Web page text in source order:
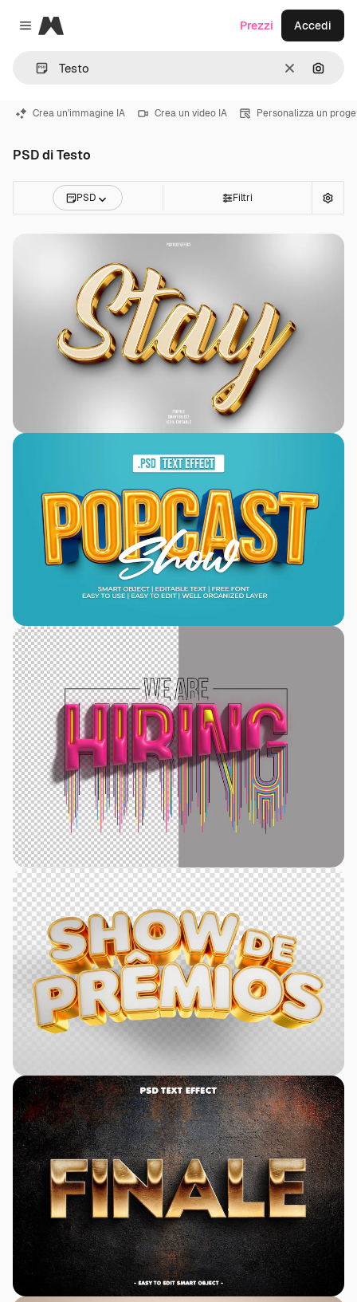
Close menu
Magnific
CancellaCerca
Prezzi Accedi
Crea un'immagine IA Crea un video IA Personalizza un
PSD di Testo
PSD Filtri